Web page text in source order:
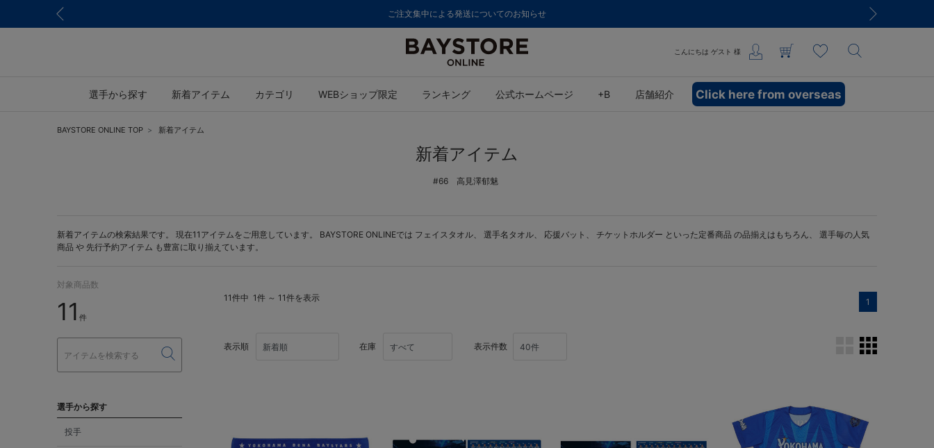
ご注文集中による発送についてのお知らせ
こんにちは ゲスト 様
選手から探す 新着アイテム カテゴリ WEBショップ限定 ランキング 公式ホームページ +B 店舗紹介 Click here from overseas
BAYSTORE ONLINE TOP 新着アイテム
新着アイテム
#66 高見澤郁魅
新着アイテムの検索結果です。 現在11アイテムをご用意しています。 BAYSTORE ONLINEでは フェイスタオル、 選手名タオル、 応援バット 、 チケットホルダー といった定番商品 の品揃えはもちろん、 選手毎の人気
商品 や 先行予約アイテム も豊富に取り揃えています。
対象商品数
11 件
選手から探す
投手
11件中 1件 ～ 11件を表示 1
表示順 在庫 表示件数